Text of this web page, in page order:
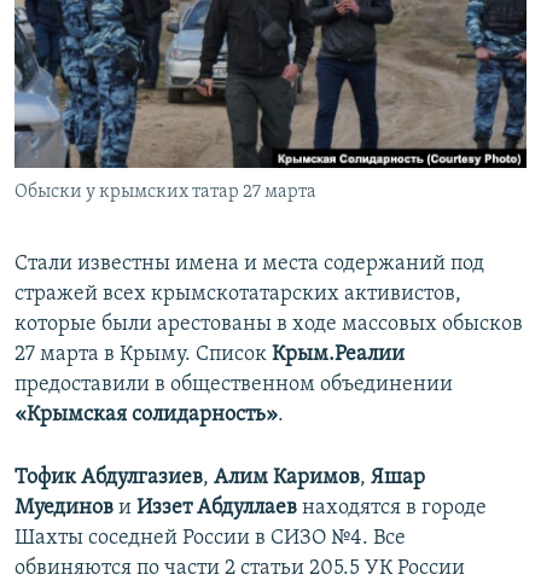
ПОБЕДИТЕЛЕЙ НЕ СУДЯТ?
КРЫМ.НЕПОКОРЕННЫЙ
ELIFBE
УКРАИНСКАЯ ПРОБЛЕМА КРЫМА
ПРИСОЕДИНЯЙТЕСЬ!
Все сайты RFE/RL
Обыски у крымских татар 27 марта
Стали известны имена и места содержаний под
стражей всех крымскотатарских активистов,
которые были арестованы в ходе массовых обысков
27 марта в Крыму. Список Крым.Реалии
предоставили в общественном объединении
«Крымская солидарность».
Тофик Абдулгазиев, Алим Каримов, Яшар
Муединов и Иззет Абдуллаев находятся в городе
Шахты соседней России в СИЗО №4. Все
обвиняются по части 2 статьи 205.5 УК России